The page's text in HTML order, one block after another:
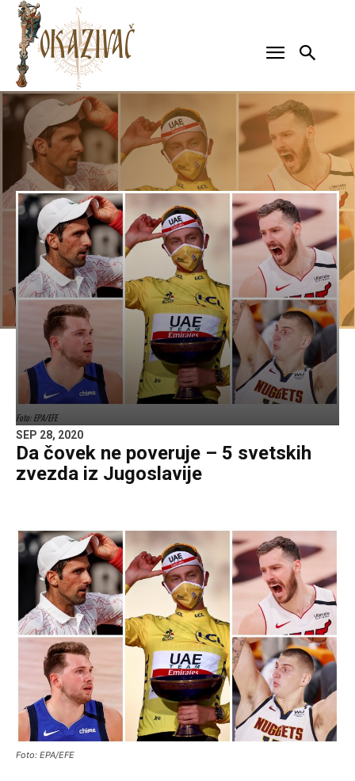
Foto: EPA/EFE
SEP 28, 2020
Da čovek ne poveruje – 5 svetskih
zvezda iz Jugoslavije
Foto: EPA/EFE